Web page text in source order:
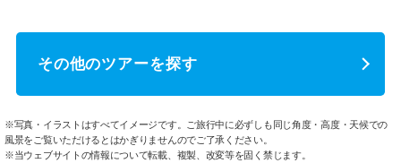
その他のツアーを探す
※写真・イラストはすべてイメージです。ご旅行中に必ずしも同じ角度・高度・天候での
風景をご覧いただけるとはかぎりませんのでご了承ください。
※当ウェブサイトの情報について転載、複製、改変等を固く禁じます。